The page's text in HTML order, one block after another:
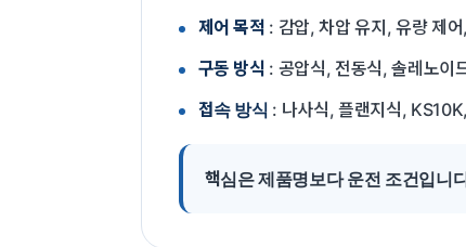
제어 목적 : 감압, 차압 유지, 유량 제
구동 방식 : 공압식, 전동식, 솔레노이
접속 방식 : 나사식, 플랜지식,
핵심은 제품명보다 운전 조건입니